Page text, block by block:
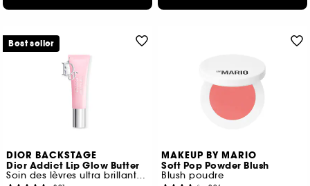
DIOR BACKSTAGE
Dior Addict Lip Glow Butter
Soin des lèvres ultra brillant, peptide + céramide
Best seller
MAKEUP BY MARIO
Soft Pop Powder Blush
Blush poudre